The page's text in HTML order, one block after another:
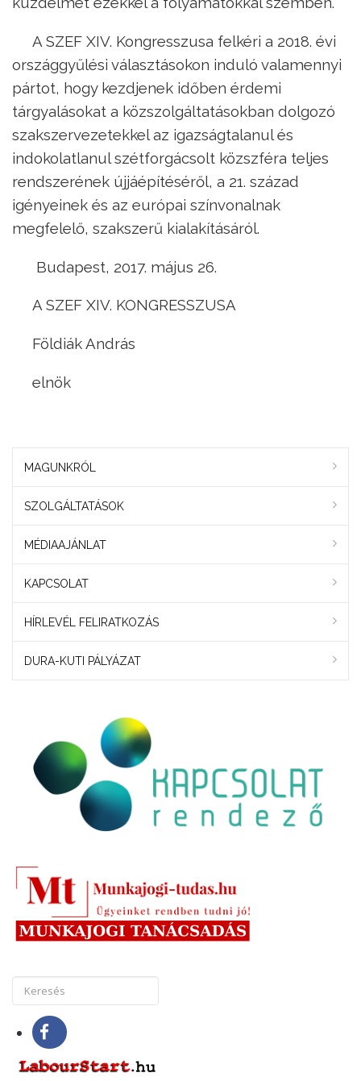
A SZEF XIV. Kongresszusa felkéri a 2018. évi
országgyűlési választásokon induló valamennyi
pártot, hogy kezdjenek időben érdemi
tárgyalásokat a közszolgáltatásokban dolgozó
szakszervezetekkel az igazságtalanul és
indokolatlanul szétforgácsolt közszféra teljes
rendszerének újjáépítéséről, a 21. század
igényeinek és az európai színvonalnak
megfelelő, szakszerű kialakításáról.
Budapest, 2017. május 26.
A SZEF XIV. KONGRESSZUSA
Földiák András
elnök
MAGUNKRÓL
SZOLGÁLTATÁSOK
MÉDIAAJÁNLAT
KAPCSOLAT
HÍRLEVÉL FELIRATKOZÁS
DURA-KUTI PÁLYÁZAT